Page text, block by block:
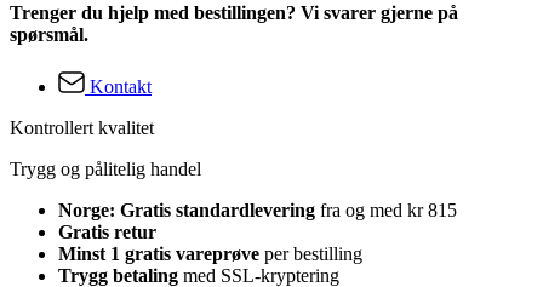
Trenger du hjelp med bestillingen? Vi svarer gjerne på
spørsmål.
Kontakt
Kontrollert kvalitet
Trygg og pålitelig handel
Norge: Gratis standardlevering fra og med kr 815
Gratis retur
Minst 1 gratis vareprøve per bestilling
Trygg betaling med SSL-kryptering